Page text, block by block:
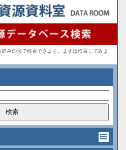
みの形で検索できます。まずは検索してみよ